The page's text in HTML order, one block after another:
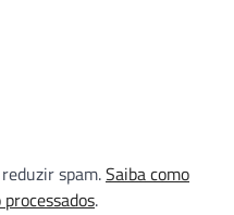
spam.Saiba como
.